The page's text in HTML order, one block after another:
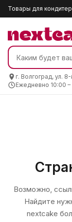
Товары для
г. Волгоград, ул.
Ежедневно 10:00 –
Возможно,
Найдите
nextcake